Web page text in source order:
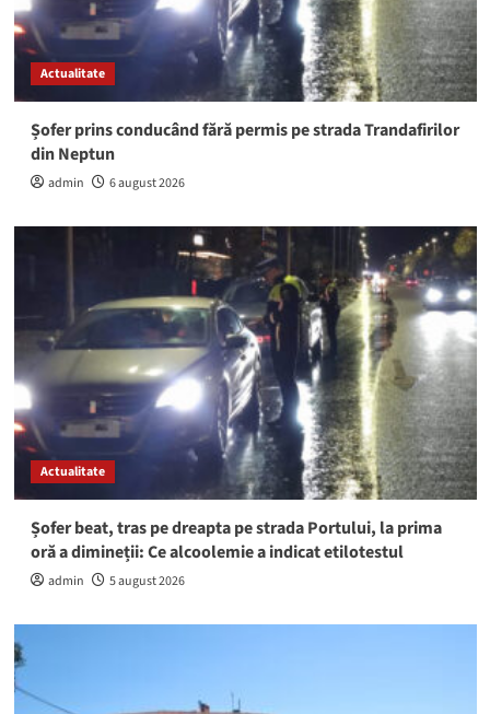
Actualitate
Șofer prins conducând fără permis pe strada Trandafirilor
din Neptun
admin 6 august 2026
Actualitate
Șofer beat, tras pe dreapta pe strada Portului, la prima
oră a dimineții: Ce alcoolemie a indicat etilotestul
admin 5 august 2026